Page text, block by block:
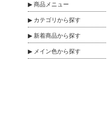
商品 メニュー
カテゴリ から探す
新着商品から探す
メイン色から探す